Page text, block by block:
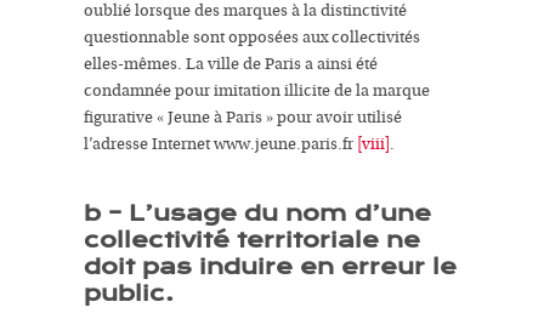
oublié lorsque des marques à la distinctivité
questionnable sont opposées auxcollectivités
elles-mêmes. La ville de Paris a ainsi été
condamnée pour imitation illicite de la marque
figurative « Jeune à Paris » pour avoir utilisé
l’adresse Internet www.jeune.paris.fr [viii].
b – L’usage du nom d’une
collectivité territoriale ne
doit pas induire en erreur le
public.